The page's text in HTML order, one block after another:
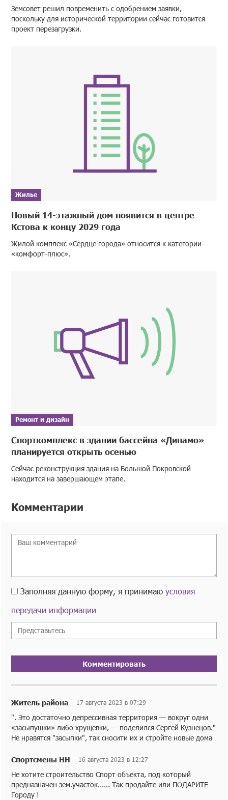
Земсовет решил повременить с одобрением заявки,
поскольку для исторической территории сейчас готовится
проект перезагрузки.
Жилье
Новый 14-этажный дом появится в центре
Кстова к концу 2029 года
Жилой комплекс «Сердце города» относится к категории
«комфорт-плюс».
Ремонт и дизайн
Спорткомплекс в здании бассейна «Динамо»
планируется открыть осенью
Сейчас реконструкция здания на Большой Покровской
находится на завершающем этапе.
Комментарии
Заполняя данную форму, я принимаюусловия
передачи информации
Комментировать
Житель района 17 августа 2023 в 07:29
". Это достаточно депрессивная территория — вокруг одни
«засыпушки» либо хрущевки, — поделился Сергей Кузнецов."
Не нравятся "засыпки", так сносити их и стройте новые дома
Спортсмены НН 16 августа 2023 в 12:27
Не хотите строительство Спорт объекта, под который
предназначен зем.участок...... Так продайте или ПОДАРИТЕ
Городу !